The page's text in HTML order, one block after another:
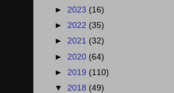
► 2023 (16)
► 2022 (35)
► 2021 (32)
► 2020 (64)
► 2019 (110)
▼ 2018 (49)